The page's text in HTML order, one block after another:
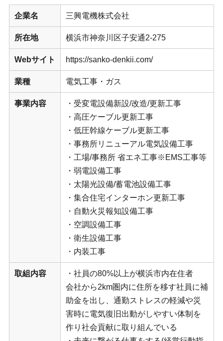
企業名 三興電機株式会社
所在地 横浜市神奈川区子安通2-275
Webサイト https://sanko-denkii.com/
業種 電気工事・ガス
事業内容
・受変電設備新設/改造/更新工事
・高圧ケーブル更新工事
・低圧幹線ケーブル更新工事
・事務所リニューアル電気設備工事
・工場/事務所 省エネ工事※EMS工事等
・弱電設備工事
・太陽光設備/蓄電池設備工事
・集合住宅インターホン更新工事
・自動火災報知設備工事
・空調設備工事
・衛生設備工事
・内装工事
取組内容
・社員の80%以上が横浜市内在住者
会社から2km圏内に住所を移す社員に補
助金を出し、通勤ストレスの軽減や災
害時に電気復旧出動がしやすい体制を
作り社会貢献に取り組んでいる